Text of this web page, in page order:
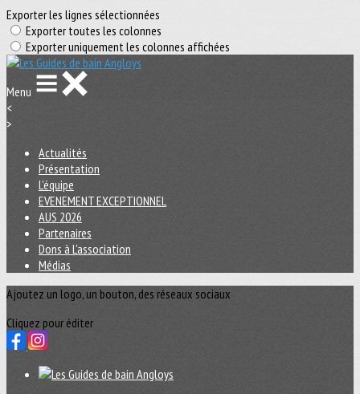
Exporter les lignes sélectionnées
Exporter toutes les colonnes
Exporter uniquement les colonnes affichées
Menu
<
>
Actualités
Présentation
L'équipe
EVENEMENT EXCEPTIONNEL
AUS 2026
Partenaires
Dons à L'association
Médias
Ajoutez un logo, un bouton, des réseaux sociaux
Cliquez pour éditer